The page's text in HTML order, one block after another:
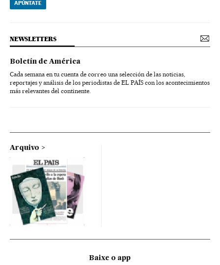
APÚNTATE
NEWSLETTERS
Boletín de América
Cada semana en tu cuenta de correo una selección de las noticias,
reportajes y análisis de los periodistas de EL PAÍS con los acontecimientos
más relevantes del continente.
Arquivo
Baixe o app